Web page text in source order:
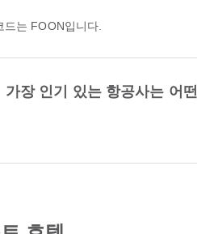
드는 FOON입니다.
장 인기 있는 항공사는 어